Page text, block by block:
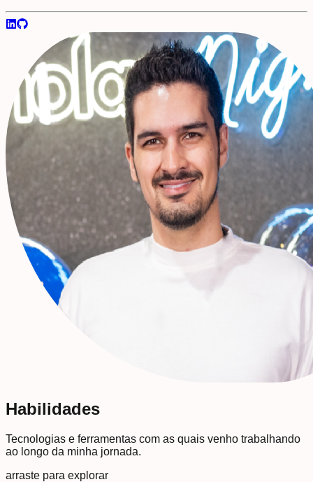
Habilidades
Tecnologias e ferramentas com as quais venho trabalhando
ao longo da minha jornada.
arraste para explorar